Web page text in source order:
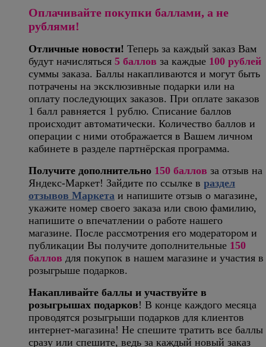
Оплачивайте покупки баллами, а не
рублями!
Отличные новости! Теперь за каждый заказ Вам
будут начисляться 5 баллов за каждые 100 рублей
суммы заказа. Баллы накапливаются и могут быть
потрачены на эксклюзивные подарки или на
оплату последующих заказов. При оплате заказов
1 балл равняется 1 рублю. Списание баллов
происходит автоматически. Количество баллов и
операции с ними отображается в Вашем личном
кабинете в разделе партнёрская программа.
Получите дополнительно 150 баллов за отзыв на
Яндекс-Маркет! Зайдите по ссылке в раздел
отзывов Маркета и напишите отзыв о магазине,
укажите номер своего заказа или свою фамилию,
напишите о впечатлении о работе нашего
магазине. После рассмотрения его модератором и
публикации Вы получите дополнительные 150
баллов для покупок в нашем магазине и участия в
розыгрыше подарков.
Накапливайте баллы и участвуйте в
розыгрышах подарков! В конце каждого месяца
проводятся розыгрыши подарков для клиентов
интернет-магазина! Не спешите тратить все баллы
сразу или спешите, ведь за каждый новый заказ